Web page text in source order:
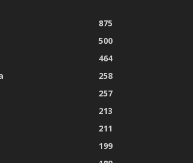
875
500
464
258
257
213
211
199